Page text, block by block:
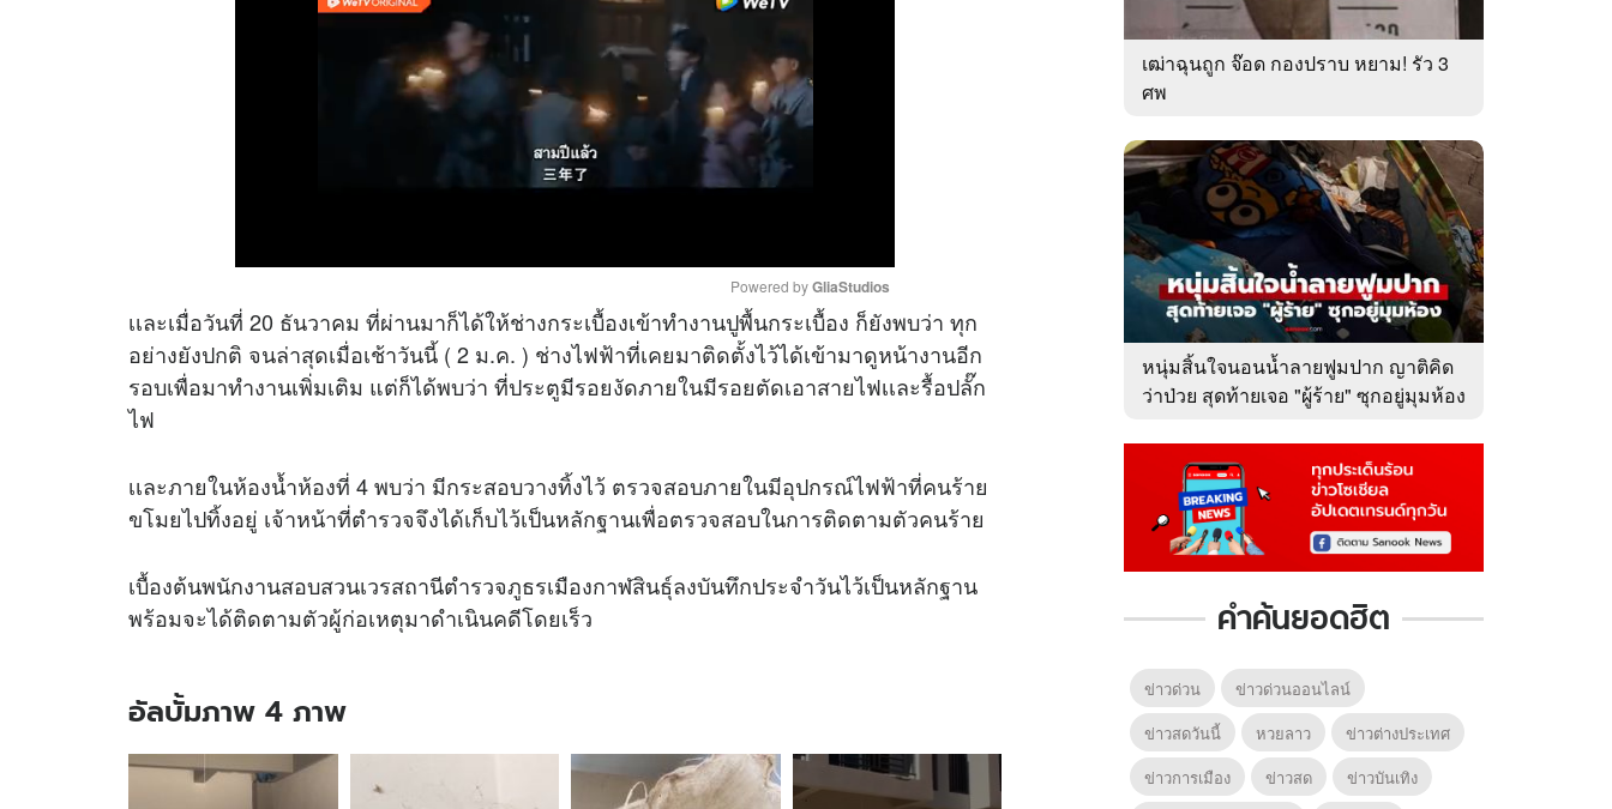
M
u
Powered by GliaStudios
เเละเมื่อวันที่ 20 ธันวาคม ที่ผ่านมาก็ได้ให้ช่างกระเบื้องเข้าทำงานปูพื้นกระเบื้อง ก็ยังพบว่า ทุก
อย่างยังปกติ จนล่าสุดเมื่อเช้าวันนี้ ( 2 ม.ค. ) ช่างไฟฟ้าที่เคยมาติดตั้งไว้ได้เข้ามาดูหน้างานอีก
รอบเพื่อมาทำงานเพิ่มเติม แต่ก็ได้พบว่า ที่ประตูมีรอยงัดภายในมีรอยตัดเอาสายไฟเเละรื้อปลั๊ก
ไฟ
เเละภายในห้องน้ำห้องที่ 4 พบว่า มีกระสอบวางทิ้งไว้ ตรวจสอบภายในมีอุปกรณ์ไฟฟ้าที่คนร้าย
ขโมยไปทิ้งอยู่ เจ้าหน้าที่ตำรวจจึงได้เก็บไว้เป็นหลักฐานเพื่อตรวจสอบในการติดตามตัวคนร้าย
เบื้องต้นพนักงานสอบสวนเวรสถานีตำรวจภูธรเมืองกาฬสินธุ์ลงบันทึกประจำวันไว้เป็นหลักฐาน
พร้อมจะได้ติดตามตัวผู้ก่อเหตุมาดำเนินคดีโดยเร็ว
อัลบั้มภาพ 4 ภาพ
อัลบั้ม
เฒ่าฉุนถูก จ๊อด กองปราบ หยาม! รัว 3
ศพ
หนุ่มสิ้นใจนอนน้ำลายฟูมปาก ญาติคิด
ว่าป่วย สุดท้ายเจอ "ผู้ร้าย" ซุกอยู่มุมห้อง
คำค้นยอดฮิต
ข่าวด่วน
ข่าวด่วนออนไลน์
ข่าวสดวันนี้
หวยลาว
ข่าวต่างประเทศ
ข่าวการเมือง
ข่าวสด
ข่าวบันเทิง